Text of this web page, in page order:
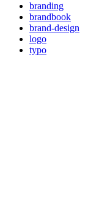
branding
brandbook
brand-design
logo
typo